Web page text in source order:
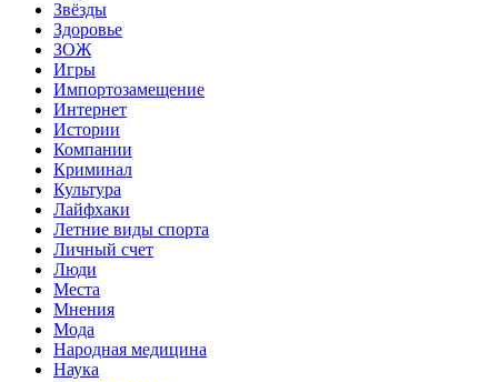
Звёзды
Здоровье
ЗОЖ
Игры
Импортозамещение
Интернет
Истории
Компании
Криминал
Культура
Лайфхаки
Летние виды спорта
Личный счет
Люди
Места
Мнения
Мода
Народная медицина
Наука